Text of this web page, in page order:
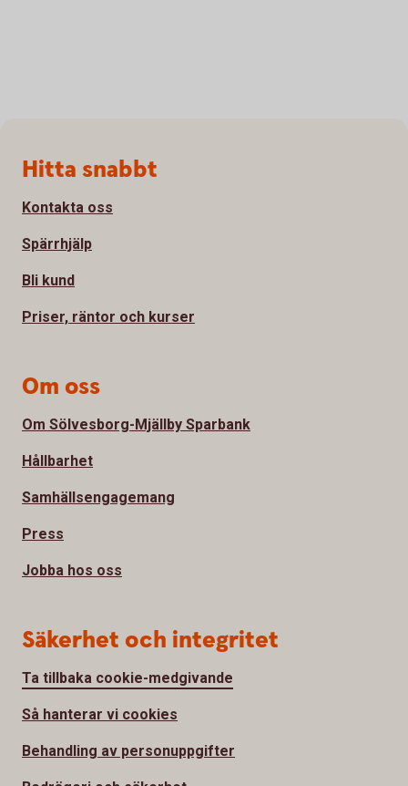
Sidfot
Hitta snabbt
Kontakta oss
Spärrhjälp
Bli kund
Priser, räntor och kurser
Om oss
Om Sölvesborg-Mjällby Sparbank
Hållbarhet
Samhällsengagemang
Press
Jobba hos oss
Säkerhet och integritet
Ta tillbaka cookie-medgivande
Så hanterar vi cookies
Behandling av personuppgifter